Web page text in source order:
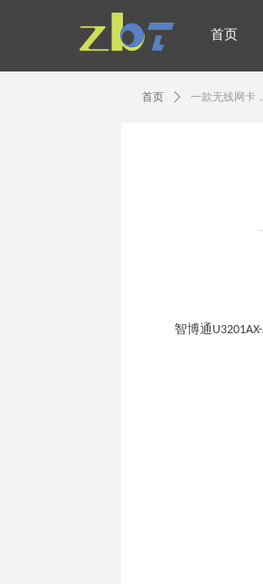
首页
智博通U3201AX-
首页 ꄲ 一款无线网卡